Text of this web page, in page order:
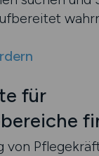
für
von